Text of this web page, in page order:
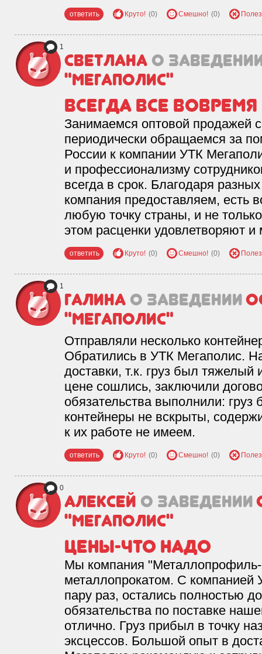
ответить Круто! (0) Смешно! (0)
1
Светлана о
"Мегаполис"
Всегда все вовремя
Занимаемся оптовой продажей
периодически обращаемся за
России к компании УТК
и профессионализму
всегда в срок. Благодаря
компания предоставляем, есть
любую точку страны, и не
этом расценки удовлетворяют и
ответить Круто! (0) Смешно! (0)
1
галина о заведении
"Мегаполис"
Отправляли несколько
Обратились в УТК Мегаполис.
доставки, т.к. груз был тяжелый
цене сошлись, заключили
обязательства выполнили: груз
контейнеры не вскрыты,
к их работе не имеем.
ответить Круто! (0) Смешно! (0)
0
Алексей о заведении
"Мегаполис"
Цены-что надо
Мы компания
металлопрокатом. С компанией
пару раз, остались полностью
обязательства по поставке
отлично. Груз прибыл в точку
эксцессов. Большой опыт в